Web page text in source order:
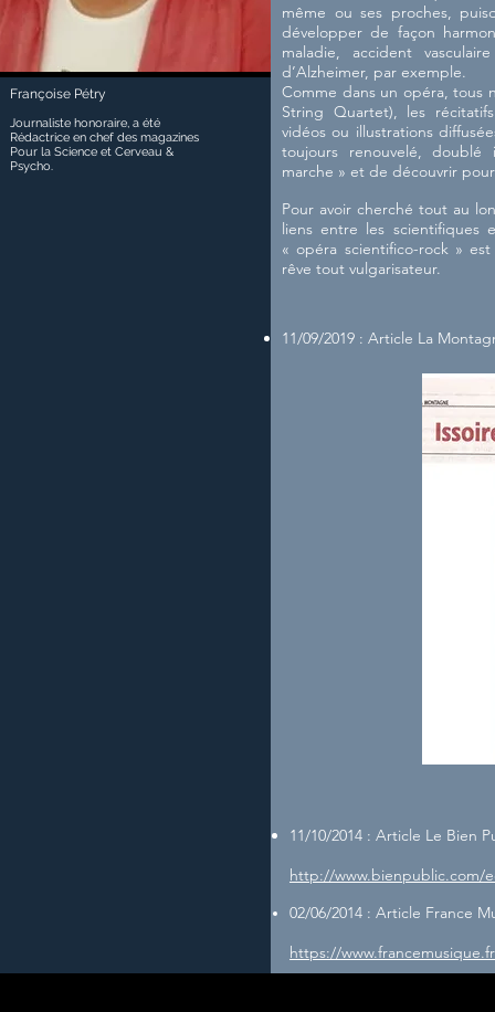
Françoise Pétry
Journaliste honoraire, a été
Rédactrice en chef des magazines
Pour la Science et Cerveau &
Psycho.
même ou ses proches,
développer de façon
maladie, accident
d’Alzheimer, par exemple.
Comme dans un opéra, tous
String Quartet), les
vidéos ou illustrations
toujours renouvelé,
marche » et de découvrir
Pour avoir cherché tout au
liens entre les
« opéra scientifico-rock »
rêve tout vulgarisateur.
11/09/2019 : Article La
11/10/2014 : Article Le Bien
http://www.bienpublic.com/
02/06/2014 : Article France
https://